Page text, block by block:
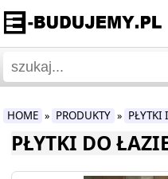
HOME » PRODUKTY » PŁYTKI
PŁYTKI DO